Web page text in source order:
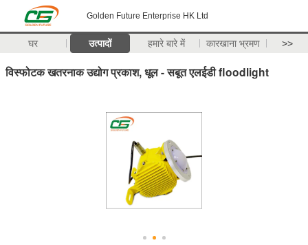
Golden Future Enterprise HK Ltd
घर उत्पादों हमारे बारे में कारखाना भ्रमण >>
विस्फोटक खतरनाक उद्योग प्रकाश, धूल - सबूत एलईडी floodlight